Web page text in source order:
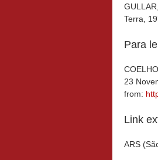
Terra,
Para
23
from:
Link
ARS